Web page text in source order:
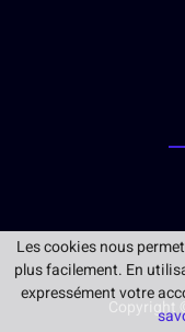
Copyright
Les cookies nous
plus facilement. En
expressément votre